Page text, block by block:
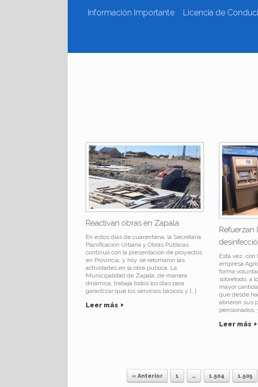
Información Importante Licencia de
Reactivan obras en Zapala
En estos días de cuarentena, la Secretaría
Planificación Urbana y Obras Publicas
continuó con la presentación de proyectos
en Provincia, y hoy se retomaron las
actividades en la obra pública. La
Municipalidad de Zapala, de manera
dinámica, trabaja todos los días para
garantizar que los servicios básicos y […]
Leer más
Refuerzan
Esta vez, con
empresa
forma
sobretodo, a
mayor
que desde
abrieron sus
pensionados,
Leer más
« Anterior 1 … 1.504 1.505